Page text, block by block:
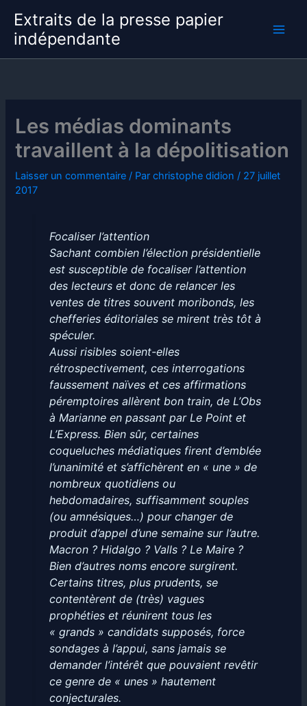
contenu
Extraits de la presse papier
indépendante
Les médias dominants
travaillent à la dépolitisation
Laisser un commentaire / Parchristophe didion / 27 juillet
2017
Focaliser l’attention
Sachant combien l’élection présidentielle
est susceptible de focaliser l’attention
des lecteurs et donc de relancer les
ventes de titres souvent moribonds, les
chefferies éditoriales se mirent très tôt à
spéculer.
Aussi risibles soient-elles
rétrospectivement, ces interrogations
faussement naïves et ces affirmations
péremptoires allèrent bon train, de L’Obs
à Marianne en passant par Le Point et
L’Express. Bien sûr, certaines
coqueluches médiatiques firent d’emblée
l’unanimité et s’affichèrent en « une » de
nombreux quotidiens ou
hebdomadaires, suffisamment souples
(ou amnésiques…) pour changer de
produit d’appel d’une semaine sur l’autre.
Macron ? Hidalgo ? Valls ? Le Maire ?
Bien d’autres noms encore surgirent.
Certains titres, plus prudents, se
contentèrent de (très) vagues
prophéties et réunirent tous les
« grands » candidats supposés, force
sondages à l’appui, sans jamais se
demander l’intérêt que pouvaient revêtir
ce genre de « unes » hautement
conjecturales.